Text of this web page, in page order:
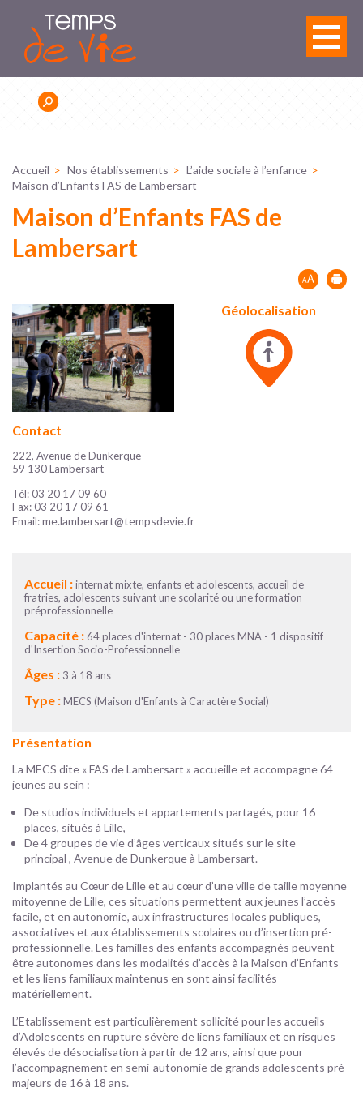
Accueil Nos établissements
L’aide sociale à l’enfance
Maison d’Enfants FAS de Lambersart
Maison d’Enfants FAS de
Lambersart
Contact
222, Avenue de Dunkerque
59 130 Lambersart
Tél: 03 20 17 09 60
Fax: 03 20 17 09 61
Email:me.lambersart@tempsdevie.fr
Géolocalisation
Accueil :internat mixte, enfants et adolescents, accueil de
fratries, adolescents suivant une scolarité ou une formation
préprofessionnelle
Capacité : 64 places d'internat - 30 places MNA - 1 dispositif
d'Insertion Socio-Professionnelle
Âges : 3 à 18 ans
Type :MECS (Maison d'Enfants à Caractère Social)
Présentation
La MECS dite « FAS de Lambersart » accueille et accompagne 64
jeunes au sein :
De studios individuels et appartements partagés, pour 16
places, situés à Lille,
De 4 groupes de vie d’âges verticaux situés sur le site
principal , Avenue de Dunkerque à Lambersart.
Implantés au Cœur de Lille et au cœur d’une ville de taille moyenne
mitoyenne de Lille, ces situations permettent aux jeunes l’accès
facile, et en autonomie, aux infrastructures locales publiques,
associatives et aux établissements scolaires ou d’insertion pré-
professionnelle. Les familles des enfants accompagnés peuvent
être autonomes dans les modalités d’accès à la Maison d’Enfants
et les liens familiaux maintenus en sont ainsi facilités
matériellement.
L’Etablissement est particulièrement sollicité pour les accueils
d’Adolescents en rupture sévère de liens familiaux et en risques
élevés de désocialisation à partir de 12 ans, ainsi que pour
l’accompagnement en semi-autonomie de grands adolescents pré-
majeurs de 16 à 18 ans.